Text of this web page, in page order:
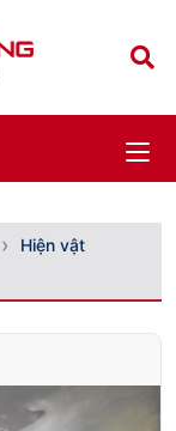
Hiện vật